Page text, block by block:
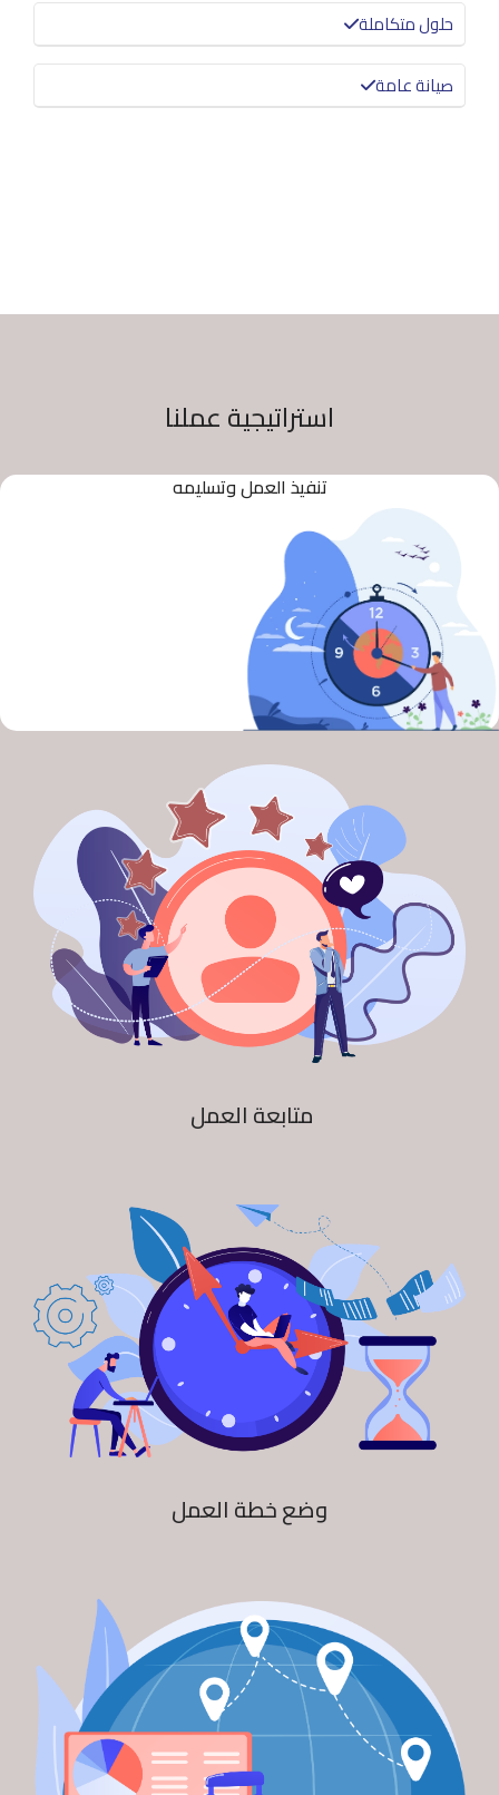
حلول متكاملة
صيانة عامة
استراتيجية عملنا
تنفيذ العمل وتسليمه
متابعة العمل
وضع خطة العمل